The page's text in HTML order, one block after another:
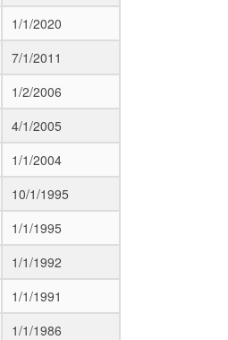
1/1/2020
7/1/2011
1/2/2006
4/1/2005
1/1/2004
10/1/1995
1/1/1995
1/1/1992
1/1/1991
1/1/1986